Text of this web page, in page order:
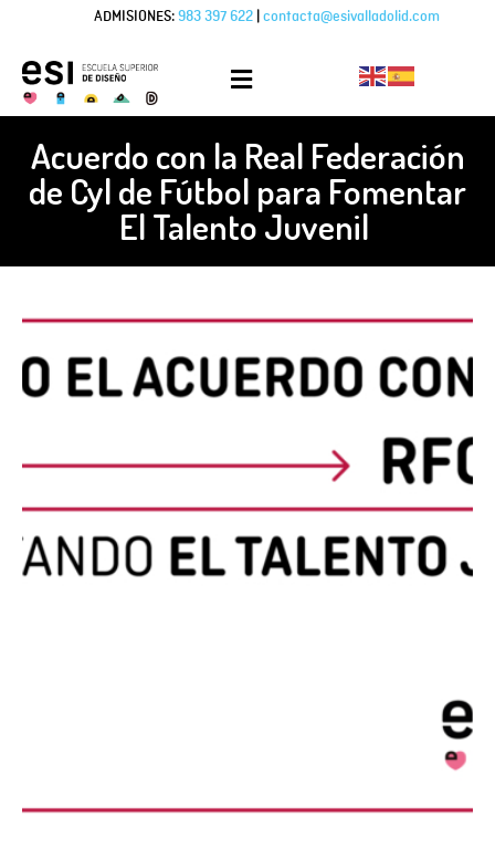
ADMISIONES: 983 397 622 contacta@esivalladolid.com
Acuerdo con la Real Federación
de Cyl de Fútbol para Fomentar
El Talento Juvenil